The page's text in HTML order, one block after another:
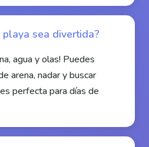
playa sea divertida?
agua y olas! Puedes
arena, nadar y buscar
perfecta para días de